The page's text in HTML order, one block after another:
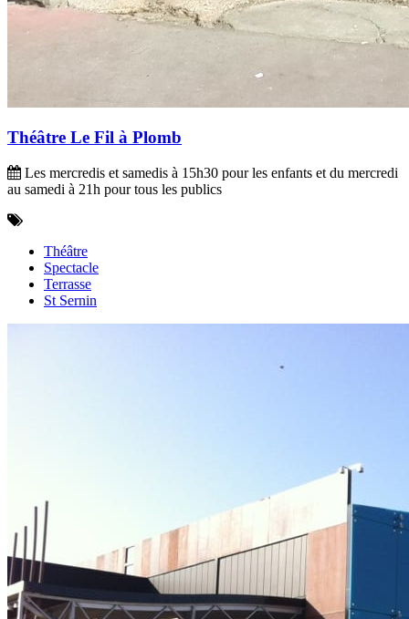
Théâtre Le Fil à Plomb
Les mercredis et samedis à 15h30 pour les enfants et du mercredi
au samedi à 21h pour tous les publics
Théâtre
Spectacle
Terrasse
St Sernin